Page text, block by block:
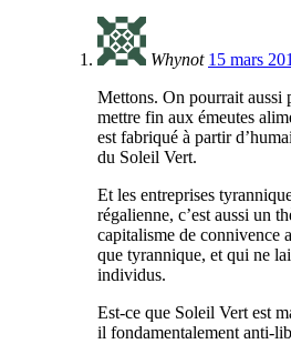
Whynot 15 mars
Mettons. On pourrait aussi
mettre fin aux émeutes
est fabriqué à partir
du Soleil Vert.
Et les entreprises
régalienne, c’est aussi un
capitalisme de connivence
que tyrannique, et qui ne
individus.
Est-ce que Soleil Vert est
il fondamentalement anti-